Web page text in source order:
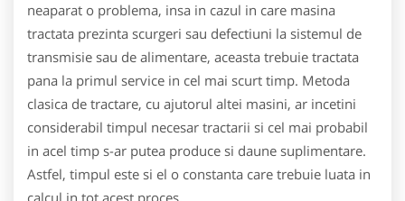
neaparat o problema, insa in cazul in care masina
tractata prezinta scurgeri sau defectiuni la sistemul de
transmisie sau de alimentare, aceasta trebuie tractata
pana la primul service in cel mai scurt timp. Metoda
clasica de tractare, cu ajutorul altei masini, ar incetini
considerabil timpul necesar tractarii si cel mai probabil
in acel timp s-ar putea produce si daune suplimentare.
Astfel, timpul este si el o constanta care trebuie luata in
calcul in tot acest proces.